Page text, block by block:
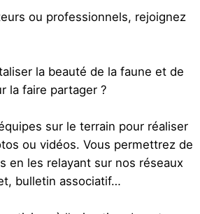
ou professionnels, rejoignez
la beauté de la faune et de
la faire partager ?
sur le terrain pour réaliser
ou vidéos. Vous permettrez de
en les relayant sur nos réseaux
bulletin associatif…